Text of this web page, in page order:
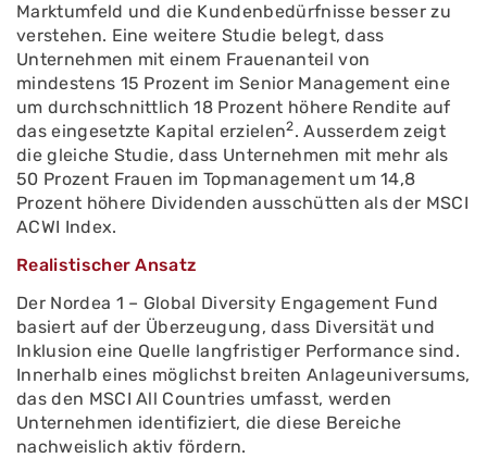
Marktumfeld und die Kundenbedürfnisse besser zu
verstehen. Eine weitere Studie belegt, dass
Unternehmen mit einem Frauenanteil von
mindestens 15 Prozent im Senior Management eine
um durchschnittlich 18 Prozent höhere Rendite auf
das eingesetzte Kapital erzielen2. Ausserdem zeigt
die gleiche Studie, dass Unternehmen mit mehr als
50 Prozent Frauen im Topmanagement um 14,8
Prozent höhere Dividenden ausschütten als der MSCI
ACWI Index.
Realistischer Ansatz
Der Nordea 1 – Global Diversity Engagement Fund
basiert auf der Überzeugung, dass Diversität und
Inklusion eine Quelle langfristiger Performance sind.
Innerhalb eines möglichst breiten Anlageuniversums,
das den MSCI All Countries umfasst, werden
Unternehmen identifiziert, die diese Bereiche
nachweislich aktiv fördern.